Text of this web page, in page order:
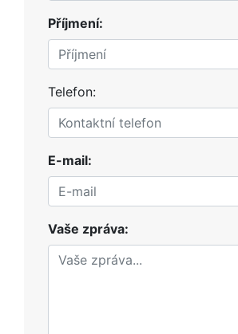
Příjmení:
Telefon:
E-mail:
Vaše zpráva: